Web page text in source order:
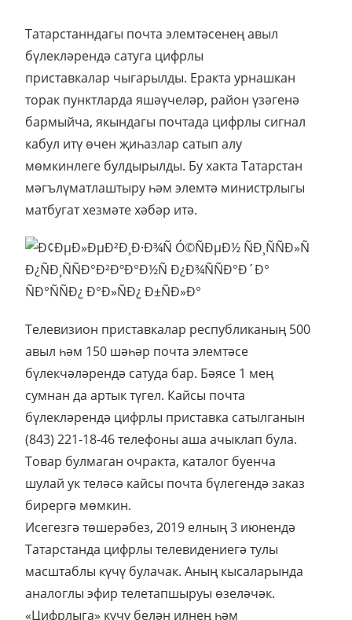
Татарстанндагы почта элемтәсенең авыл
бүлекләрендә сатуга цифрлы
приставкалар чыгарылды. Еракта урнашкан
торак пунктларда яшәүчеләр, район үзәгенә
бармыйча, якындагы почтада цифрлы сигнал
кабул итү өчен җиһазлар сатып алу
мөмкинлеге булдырылды. Бу хакта Татарстан
мәгълүматлаштыру һәм элемтә министрлыгы
матбугат хезмәте хәбәр итә.
Телевизион приставкалар республиканың 500
авыл һәм 150 шәһәр почта элемтәсе
бүлекчәләрендә сатуда бар. Бәясе 1 мең
сумнан да артык түгел. Кайсы почта
бүлекләрендә цифрлы приставка сатылганын
(843) 221-18-46 телефоны аша ачыклап була.
Товар булмаган очракта, каталог буенча
шулай ук теләсә кайсы почта бүлегендә заказ
бирергә мөмкин.
Исегезгә төшерәбез, 2019 елның 3 июнендә
Татарстанда цифрлы телевидениегә тулы
масштаблы күчү булачак. Аның кысаларында
аналоглы эфир телетапшыруы өзеләчәк.
«Цифрлыга» күчү белән илнең һәм